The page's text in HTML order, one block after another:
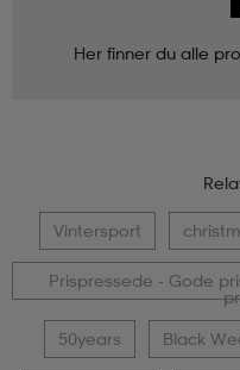
Her finner du alle
Vintersport
Prispressede - Gode
50years Black